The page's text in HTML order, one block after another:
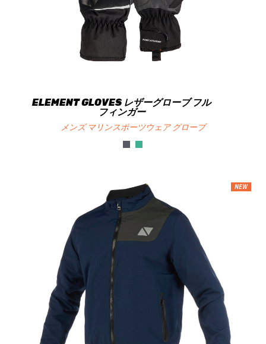
ELEMENT GLOVES レザーグローブ フル
フィンガー
メンズ マリンスポーツウェア グローブ
NEW